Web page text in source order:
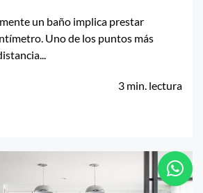
un baño implica prestar
Uno de los puntos más
3 min. lectura